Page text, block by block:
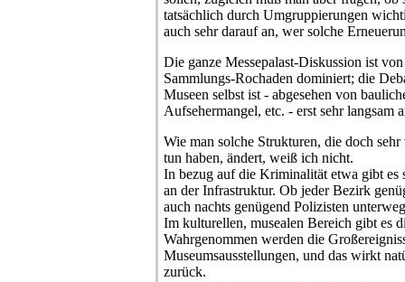
tatsächlich durch Umgruppierungen
auch sehr darauf an, wer solche
Die ganze Messepalast-Diskussion ist
Sammlungs-Rochaden dominiert; die
Museen selbst ist - abgesehen von
Aufsehermangel, etc. - erst sehr langsam
Wie man solche Strukturen, die doch
tun haben, ändert, weiß ich nicht.
In bezug auf die Kriminalität etwa gibt es
an der Infrastruktur. Ob jeder Bezirk
auch nachts genügend Polizisten
Im kulturellen, musealen Bereich gibt es
Wahrgenommen werden die
Museumsausstellungen, und das wirkt
zurück.